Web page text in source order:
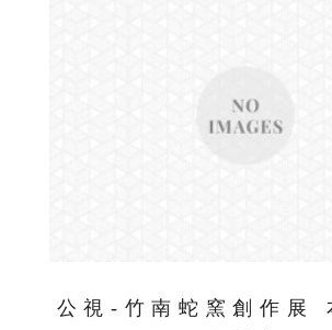
公視-竹南蛇窯創作展